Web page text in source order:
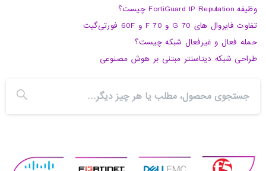
وظیفه FortiGuard IP Reputation چیست؟
تفاوت فایروال های 70 G و 70 F و 60F فورتی‌گیت
حمله فعال و غیرفعال شبکه چیست؟
طراحی شبکه دیتاسنتر مبتنی بر هوش مصنوعی